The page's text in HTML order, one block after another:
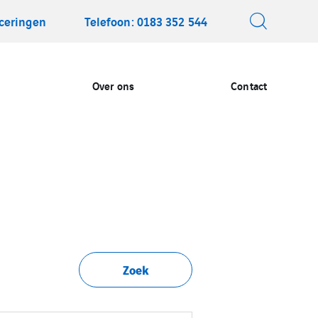
Telefoon: 0183 352 544
Over ons Contact
Zoek